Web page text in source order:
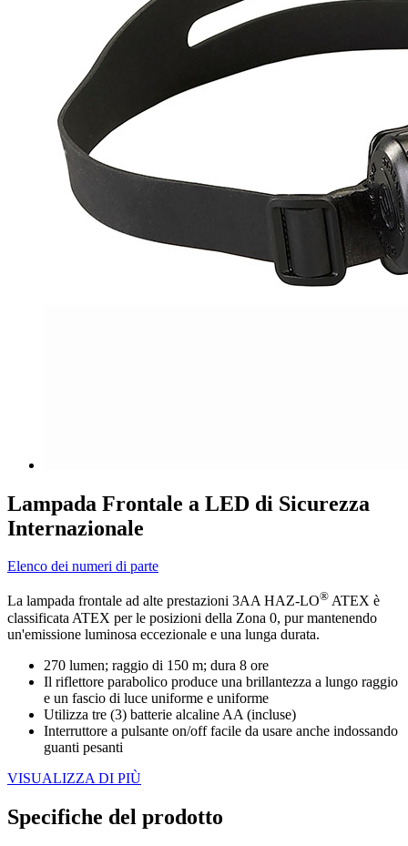
Lampada Frontale a LED di Sicurezza
Internazionale
Elenco dei numeri di parte
La lampada frontale ad alte prestazioni 3AA HAZ-LO® ATEX è
classificata ATEX per le posizioni della Zona 0, pur mantenendo
un'emissione luminosa eccezionale e una lunga durata.
270 lumen; raggio di 150 m; dura 8 ore
Il riflettore parabolico produce una brillantezza a lungo raggio
e un fascio di luce uniforme e uniforme
Utilizza tre (3) batterie alcaline AA (incluse)
Interruttore a pulsante on/off facile da usare anche indossando
guanti pesanti
VISUALIZZA DI PIÙ
Specifiche del prodotto